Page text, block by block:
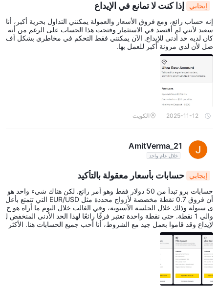
إيجابي إذا كنت لا تمانع في الإيداع
إنه حساب رائع، ومع فروق الأسعار والعمولة يمكنني التداول بحرية أكبر، أنا
سعيد لأنني لم أقتصد في الاستثمار وفتحت هذا الحساب على الرغم من أنه
كان لديه حد أدنى للإيداع. الآن يمكنني فقط التحكم في مخاطري بشكل أف
ضل لأن لدي مرونة أكبر للعمل بها.
2025-11-12 الكويت
AmitVerma_21
خلال عام واحد
إيجابي حسابات بأسعار معقولة بالتأكيد
حسابات برو تبدأ من 50 دولار فقط وهو أمر رائع. لكن هناك شيء واحد هو
أن فروق 0.7 نقطة مخصصة لأزواج محددة مثل EUR/USD التي تتمتع بأعل
ى سيولة وذلك خلال الجلسة الآسيوية، وفي الغالب خلال اليوم ما أراه هو ح
والي 1 نقطة. حتى نقطة واحدة تعتبر فرقًا رائعًا لهذا الحد الأدنى المنخفض ل
لإيداع وقد قاموا بعمل جيد مع الشروط، أنا أحب جميع الحسابات هنا. الأكثر
إثارة للإعجاب هو الإيداع في الوقت المحدد ووصل إلى حسابي بسرعة كبير
ة.